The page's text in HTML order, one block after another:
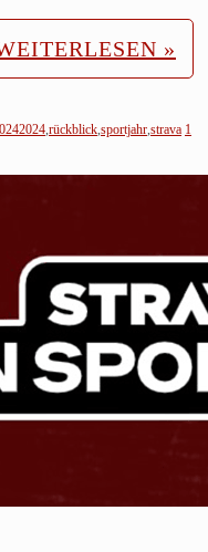
»
2024 rückblick sportjahr strava 1